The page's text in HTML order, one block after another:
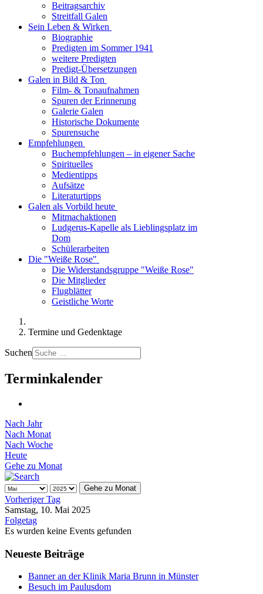
Beitragsarchiv
Streitfall Galen
Sein Leben & Wirken
Biographie
Predigten im Sommer 1941
weitere Predigten
Predigt-Übersetzungen
Galen in Bild & Ton
Film- & Tonaufnahmen
Spuren der Erinnerung
Galerie Galen
Historische Dokumente
Spurensuche
Empfehlungen
Buchempfehlungen – in eigener Sache
Spirituelles
Medientipps
Aufsätze
Literaturtipps
Galen als Vorbild heute
Mitmachaktionen
Ludgerus-Kapelle als Lieblingsplatz im
Dom
Schülerarbeiten
Die "Weiße Rose"
Die Widerstandsgruppe "Weiße Rose"
Die Mitglieder
Flugblätter
Geistliche Worte
Termine und Gedenktage
Suchen
Terminkalender
Nach Jahr
Nach Monat
Nach Woche
Heute
Gehe zu Monat
Gehe zu Monat
Vorheriger Tag
Samstag, 10. Mai 2025
Folgetag
Es wurden keine Events gefunden
Neueste Beiträge
Banner an der Klinik Maria Brunn in Münster
Besuch im Paulusdom